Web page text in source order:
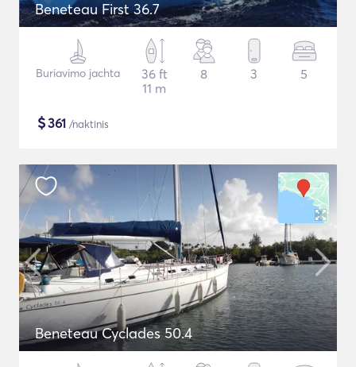
Beneteau First 36.7
Buriavimo jachta
36 ft
11 m
8 3 5
$361 /naktinis
Beneteau Cyclades 50.4